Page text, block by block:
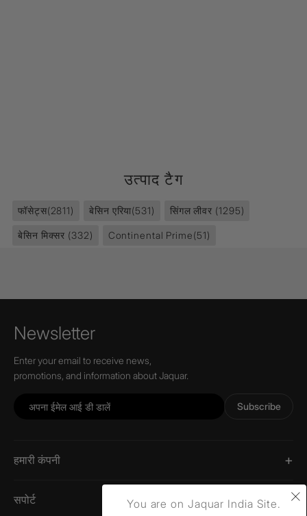
उत्पाद टैग
फॉसेट्स(2811) बेसिन एरिया(531) सिंगल लीवर (1295)
बेसिन मिक्सर (332) Continental Prime(51)
Newsletter
Enter your email to receive news,
promotions, and information about Jaquar.
Subscribe
हमारी कंपनी
सपोर्ट ×
You are on Jaquar India Site.